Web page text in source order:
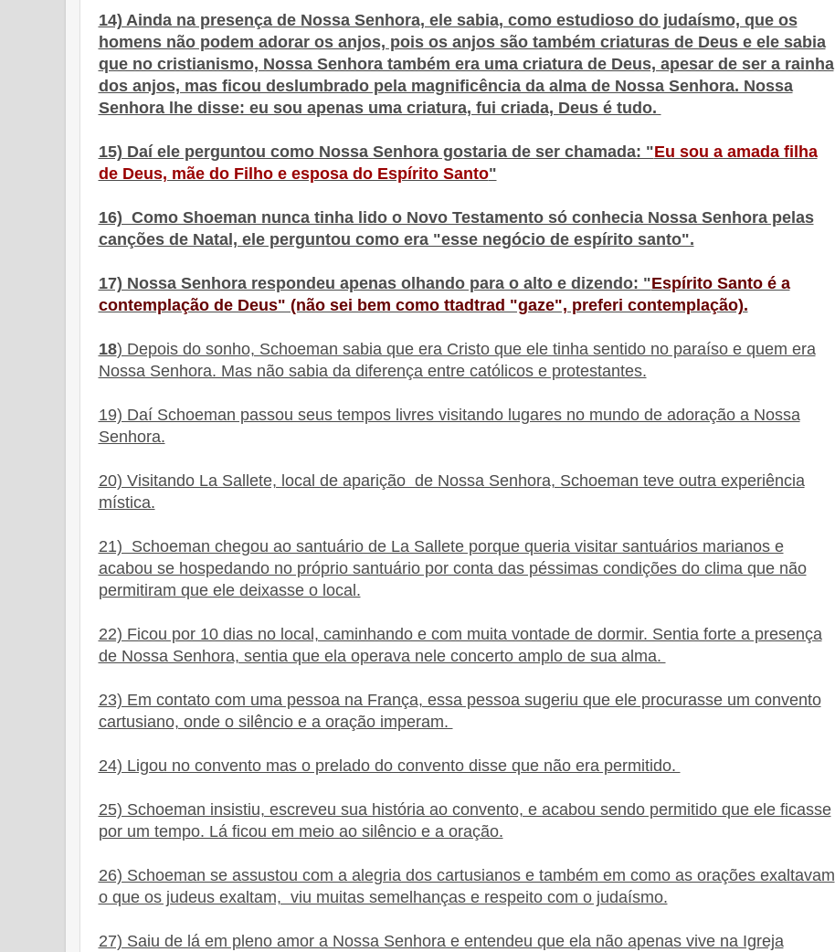
14) Ainda na presença de Nossa Senhora, ele sabia, como estudioso do judaísmo, que os
homens não podem adorar os anjos, pois os anjos são também criaturas de Deus e ele sabia
que no cristianismo, Nossa Senhora também era uma criatura de Deus, apesar de ser a rainha
dos anjos, mas ficou deslumbrado pela magnificência da alma de Nossa Senhora. Nossa
Senhora lhe disse: eu sou apenas uma criatura, fui criada, Deus é tudo.
15) Daí ele perguntou como Nossa Senhora gostaria de ser chamada: "Eu sou a amada filha
de Deus, mãe do Filho e esposa do Espírito Santo"
16) Como Shoeman nunca tinha lido o Novo Testamento só conhecia Nossa Senhora pelas
canções de Natal, ele perguntou como era "esse negócio de espírito santo".
17) Nossa Senhora respondeu apenas olhando para o alto e dizendo: "Espírito Santo é a
contemplação de Deus" (não sei bem como ttadtrad "gaze", preferi contemplação).
18) Depois do sonho, Schoeman sabia que era Cristo que ele tinha sentido no paraíso e quem era
Nossa Senhora. Mas não sabia da diferença entre católicos e protestantes.
19) Daí Schoeman passou seus tempos livres visitando lugares no mundo de adoração a Nossa
Senhora.
20) Visitando La Sallete, local de aparição de Nossa Senhora, Schoeman teve outra experiência
mística.
21) Schoeman chegou ao santuário de La Sallete porque queria visitar santuários marianos e
acabou se hospedando no próprio santuário por conta das péssimas condições do clima que não
permitiram que ele deixasse o local.
22) Ficou por 10 dias no local, caminhando e com muita vontade de dormir. Sentia forte a presença
de Nossa Senhora, sentia que ela operava nele concerto amplo de sua alma.
23) Em contato com uma pessoa na França, essa pessoa sugeriu que ele procurasse um convento
cartusiano, onde o silêncio e a oração imperam.
24) Ligou no convento mas o prelado do convento disse que não era permitido.
25) Schoeman insistiu, escreveu sua história ao convento, e acabou sendo permitido que ele ficasse
por um tempo. Lá ficou em meio ao silêncio e a oração.
26) Schoeman se assustou com a alegria dos cartusianos e também em como as orações exaltavam
o que os judeus exaltam, viu muitas semelhanças e respeito com o judaísmo.
27) Saiu de lá em pleno amor a Nossa Senhora e entendeu que ela não apenas vive na Igreja